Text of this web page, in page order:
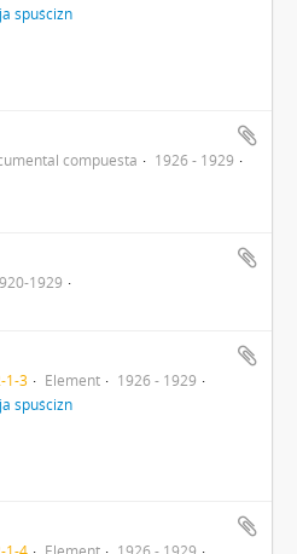
spuścizn
compuesta
1926 - 1929
1929
1-3 Element
1926 - 1929
spuścizn